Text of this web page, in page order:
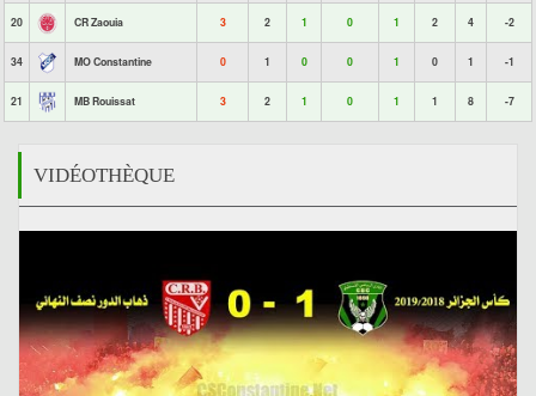
20 CR Zaouia 3 2 1 0 1 2 4 -2
34 MO Constantine 0 1 0 0 1 0 1 -1
21 MB Rouissat 3 2 1 0 1 1 8 -7
VIDÉOTHÈQUE